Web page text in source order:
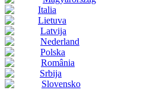
Italia
Lietuva
Latvija
Nederland
Polska
România
Srbija
Slovensko